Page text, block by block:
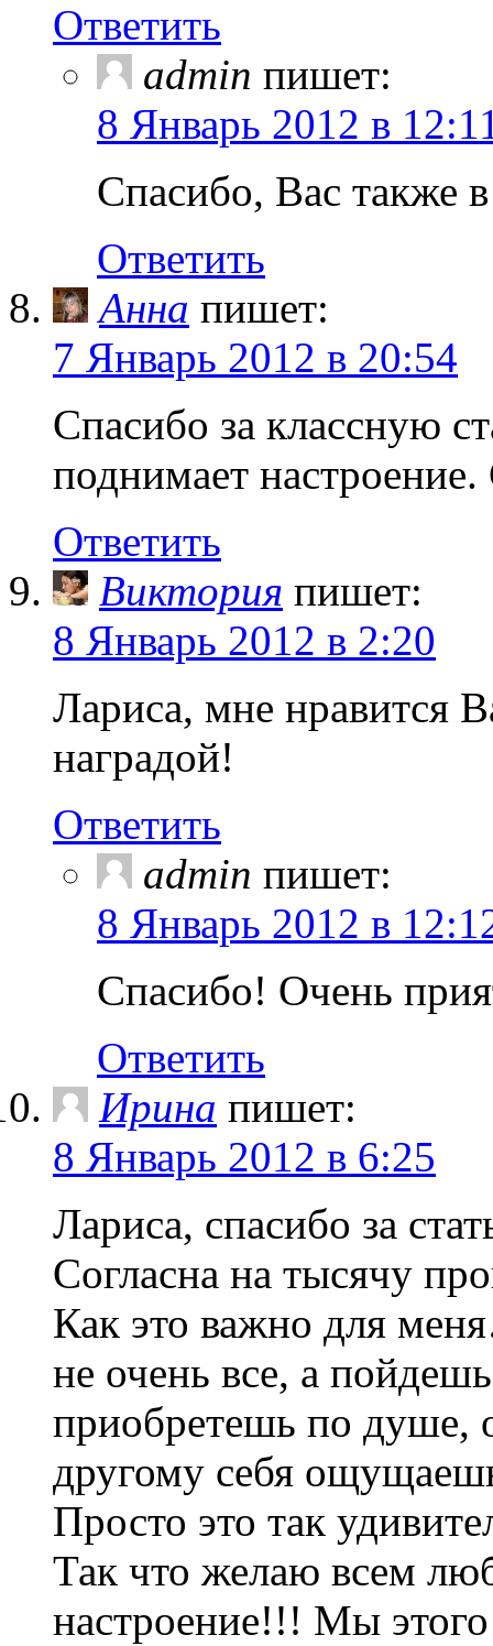
Ответить
admin пишет:
8 Январь 2012 в
Спасибо, Вас также
Ответить
Анна пишет:
7 Январь 2012 в 20:54
Спасибо за классную
поднимает
Ответить
Виктория пишет:
8 Январь 2012 в 2:20
Лариса, мне нравится
наградой!
Ответить
admin пишет:
8 Январь 2012 в
Спасибо! Очень
Ответить
Ирина пишет:
8 Январь 2012 в 6:25
Лариса, спасибо за
Согласна на тысячу
Как это важно для
не очень все, а
приобретешь по
другому себя
Просто это так
Так что желаю всем
настроение!!! Мы